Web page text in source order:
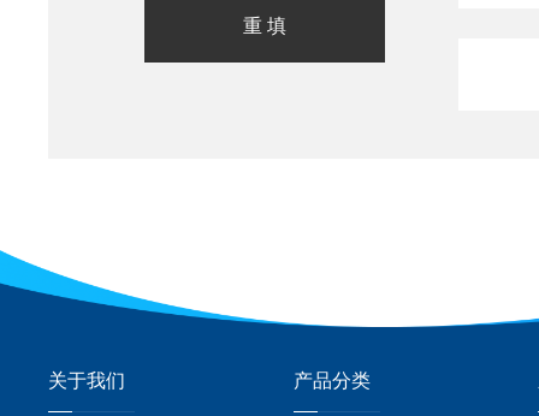
关于我们 产品分类